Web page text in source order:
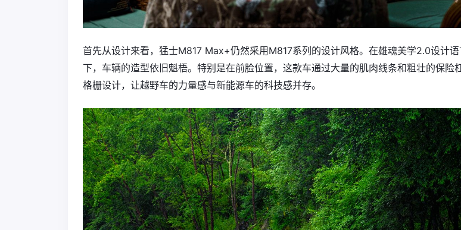
首先从设计来看，猛士M817 Max+仍然采用M817系列的设计风格。在雄魂美学2.0设计
下，车辆的造型依旧魁梧。特别是在前脸位置，这款车通过大量的肌肉线条和粗壮的保险
格栅设计，让越野车的力量感与新能源车的科技感并存。